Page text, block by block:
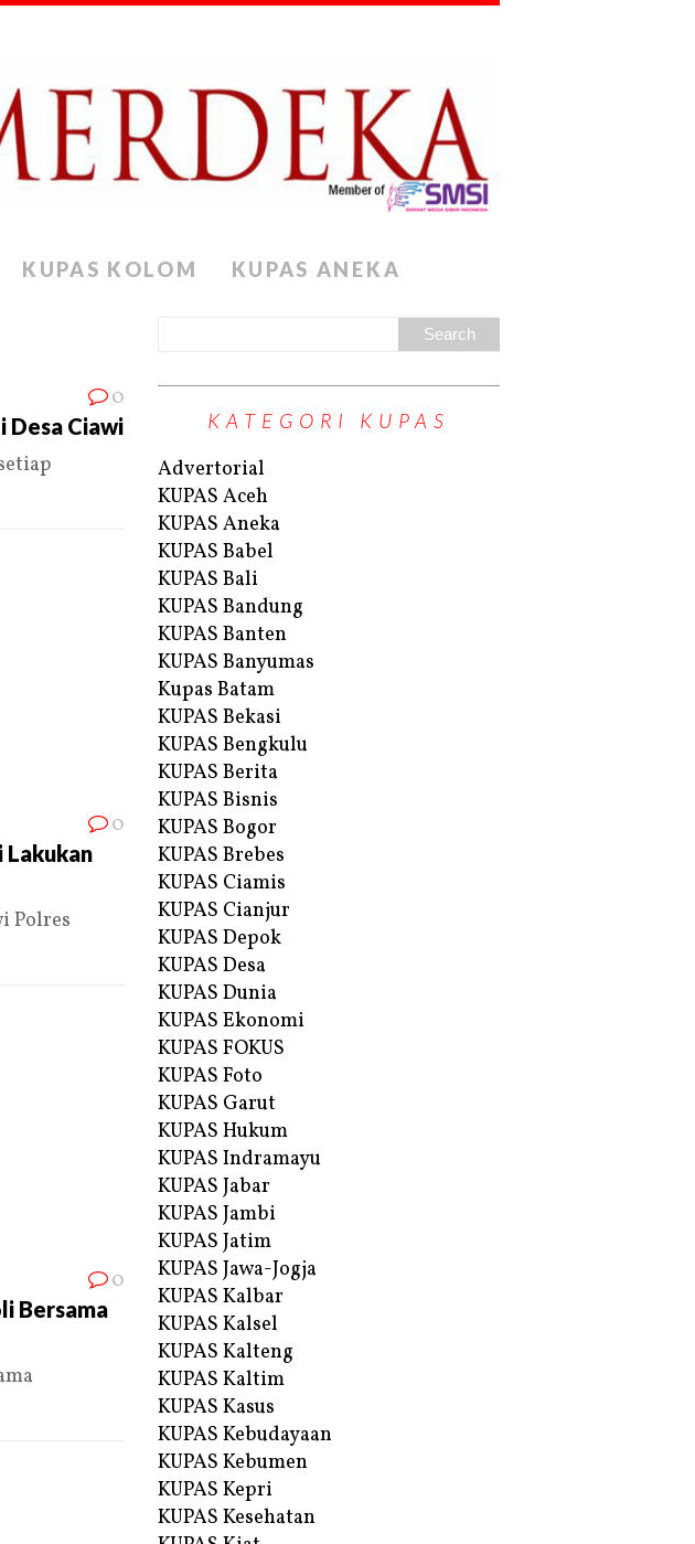
KUPAS KOLOM KUPAS ANEKA
0
Desa Ciawi
0
Lakukan
Polres
0
Bersama
KATEGORI KUPAS
Advertorial
KUPAS Aceh
KUPAS Aneka
KUPAS Babel
KUPAS Bali
KUPAS Bandung
KUPAS Banten
KUPAS Banyumas
Kupas Batam
KUPAS Bekasi
KUPAS Bengkulu
KUPAS Berita
KUPAS Bisnis
KUPAS Bogor
KUPAS Brebes
KUPAS Ciamis
KUPAS Cianjur
KUPAS Depok
KUPAS Desa
KUPAS Dunia
KUPAS Ekonomi
KUPAS FOKUS
KUPAS Foto
KUPAS Garut
KUPAS Hukum
KUPAS Indramayu
KUPAS Jabar
KUPAS Jambi
KUPAS Jatim
KUPAS Jawa-Jogja
KUPAS Kalbar
KUPAS Kalsel
KUPAS Kalteng
KUPAS Kaltim
KUPAS Kasus
KUPAS Kebudayaan
KUPAS Kebumen
KUPAS Kepri
KUPAS Kesehatan